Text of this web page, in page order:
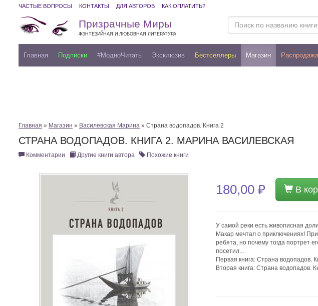
ЧАСТЫЕ ВОПРОСЫ КОНТАКТЫ ДЛЯ АВТОРОВ КАК ОПЛАТИТЬ?
Призрачные Миры
ФЭНТЕЗИЙНАЯ И ЛЮБОВНАЯ ЛИТЕРАТУРА
Главная Подписки #МодноЧитать Эксклюзив Бестселлеры Магазин
Главная » Магазин » Василевская Марина » Страна водопадов. Книга 2
СТРАНА ВОДОПАДОВ. КНИГА 2. МАРИНА ВАСИЛЕВСКАЯ
Комментарии Другие книги автора Похожие книги
180,00 ₽ В
У самой реки есть живописная
Макар мечтал о приключениях!
ребята, но почему тогда портрет
посетил...
Первая книга: Страна водопадов.
Вторая книга: Страна водопадов.